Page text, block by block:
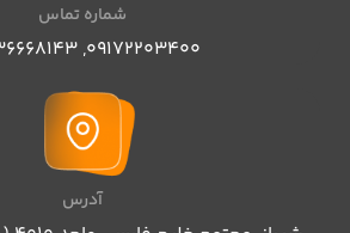
شماره تماس
09172203400
,
آدرس